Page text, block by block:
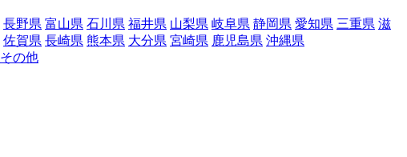
長野県 富山県 石川県 福井県 山梨県 岐阜県 静岡県 愛知県 三重県 滋
佐賀県 長崎県 熊本県 大分県 宮崎県 鹿児島県 沖縄県
その他